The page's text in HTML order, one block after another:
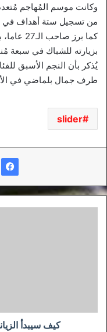
وكانت موسم المُهاجم
من تسجيل ستة أهداف في 12 مُباراة لعبها في الدوري.
كما برز
بزيارته للشباك في سبعة
يُذكر بأن النجم الأسبق
طرف جمال بلماضي في
slider
كيف سيبدأ